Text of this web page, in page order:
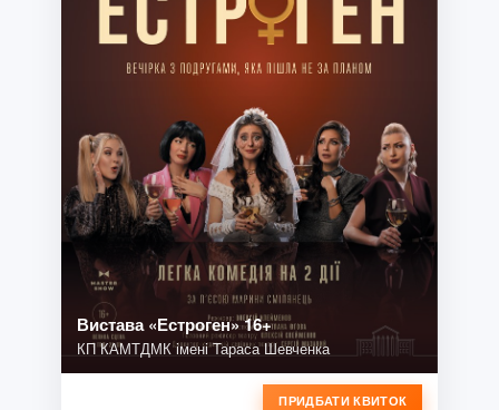
Вистава «Естроген» 16+
КП КАМТДМК імені Тараса Шевченка
ПРИДБАТИ КВИТОК